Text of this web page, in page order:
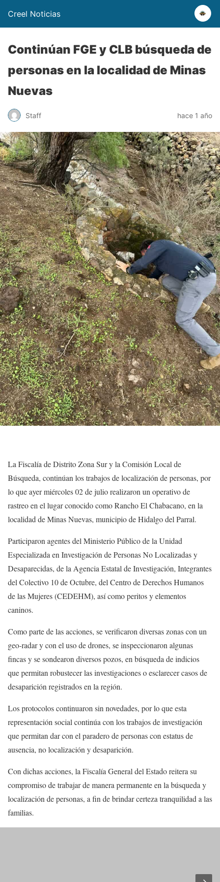
Creel Noticias
Continúan FGE y CLB búsqueda de
personas en la localidad de Minas
Nuevas
Staff hace 1 año
La Fiscalía de Distrito Zona Sur y la Comisión Local de
Búsqueda, continúan los trabajos de localización de personas, por
lo que ayer miércoles 02 de julio realizaron un operativo de
rastreo en el lugar conocido como Rancho El Chabacano, en la
localidad de Minas Nuevas, municipio de Hidalgo del Parral.
Participaron agentes del Ministerio Público de la Unidad
Especializada en Investigación de Personas No Localizadas y
Desaparecidas, de la Agencia Estatal de Investigación, Integrantes
del Colectivo 10 de Octubre, del Centro de Derechos Humanos
de las Mujeres (CEDEHM), así como peritos y elementos
caninos.
Como parte de las acciones, se verificaron diversas zonas con un
geo-radar y con el uso de drones, se inspeccionaron algunas
fincas y se sondearon diversos pozos, en búsqueda de indicios
que permitan robustecer las investigaciones o esclarecer casos de
desaparición registrados en la región.
Los protocolos continuaron sin novedades, por lo que esta
representación social continúa con los trabajos de investigación
que permitan dar con el paradero de personas con estatus de
ausencia, no localización y desaparición.
Con dichas acciones, la Fiscalía General del Estado reitera su
compromiso de trabajar de manera permanente en la búsqueda y
localización de personas, a fin de brindar certeza tranquilidad a las
familias.